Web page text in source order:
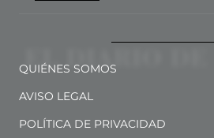
QUIÉNES SOMOS
AVISO LEGAL
POLÍTICA DE PRIVACIDAD